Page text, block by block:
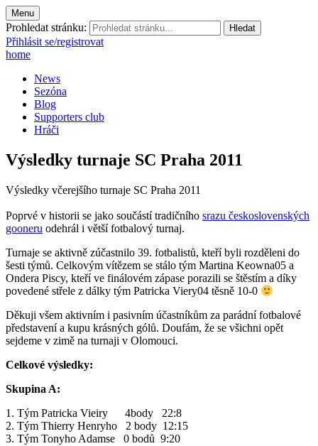
Menu
Prohledat stránku:
Přihlásit se/registrovat
home
News
Sezóna
Blog
Supporters club
Hráči
Výsledky turnaje SC Praha 2011
Výsledky včerejšího turnaje SC Praha 2011
Poprvé v historii se jako součástí tradičního srazu československých
gooneru odehrál i větší fotbalový turnaj.
Turnaje se aktivně zúčastnilo 39. fotbalistů, kteří byli rozděleni do
šesti týmů. Celkovým vítězem se stálo tým Martina Keowna05 a
Ondera Piscy, kteří ve finálovém zápase porazili se štěstím a díky
povedené střele z dálky tým Patricka Viery04 těsně 10-0
Děkuji všem aktivním i pasivním účastníkům za parádní fotbalové
představení a kupu krásných gólů. Doufám, že se všichni opět
sejdeme v zimě na turnaji v Olomouci.
Celkové výsledky:
Skupina A:
1. Tým Patricka Vieiry 4body 22:8
2. Tým Thierry Henryho 2 body 12:15
3. Tým Tonyho Adamse 0 bodů 9:20